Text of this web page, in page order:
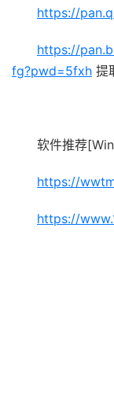
https://
https://
fg?pwd=5fxh 提
软件推荐
https://
https://